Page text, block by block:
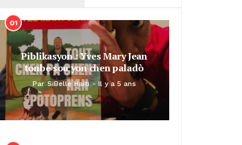
01
Piblikasyon : Yves Mary Jean
tonbe sou yon chen paladò
Par SiBelle Haiti Il y a 5 ans